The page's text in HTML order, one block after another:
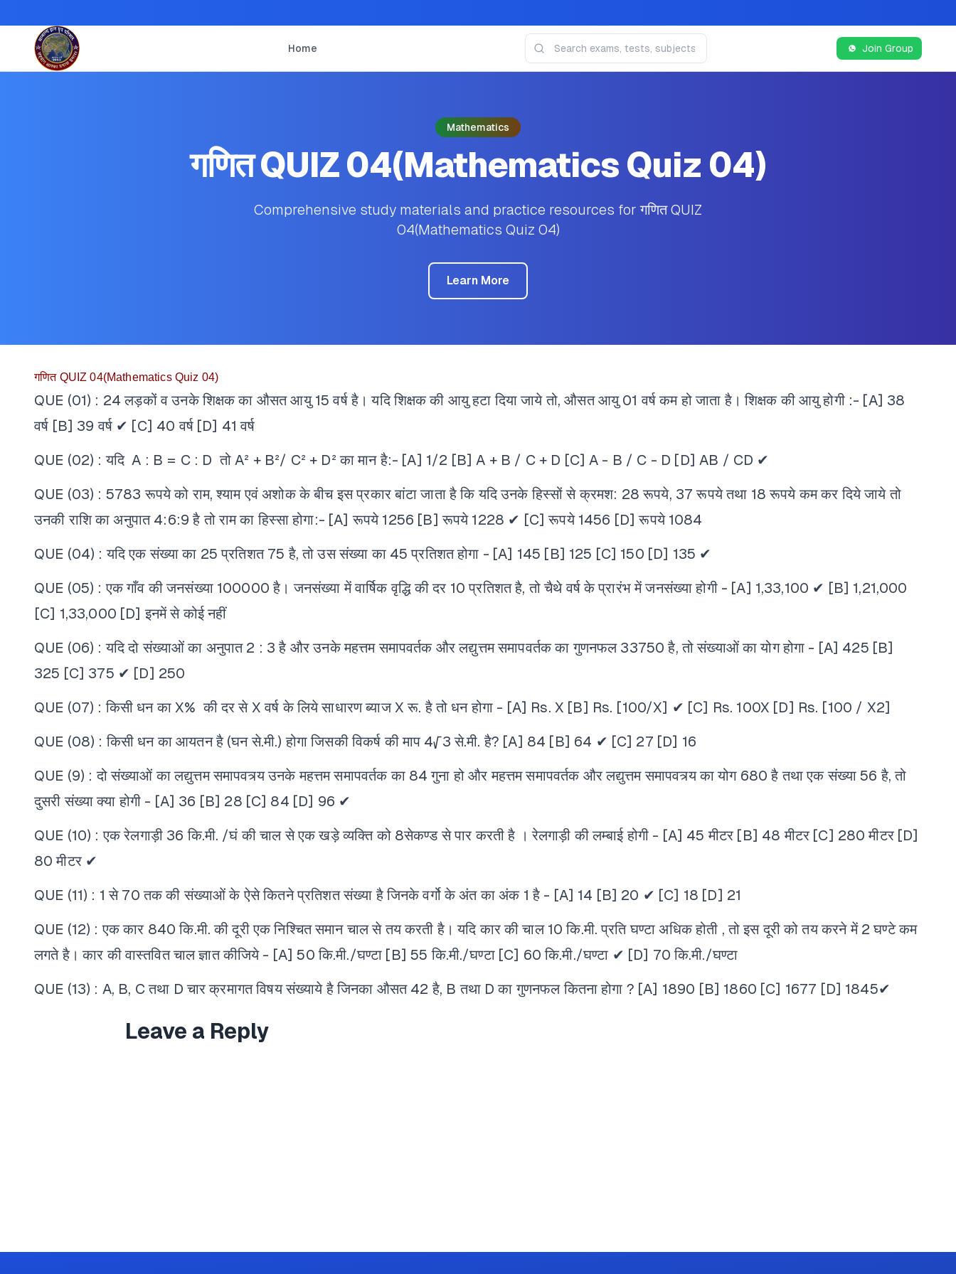
Home Join Group
Mathematics
गणित QUIZ 04(Mathematics Quiz 04)
Comprehensive study materials and practice resources for गणित QUIZ
04(Mathematics Quiz 04)
Learn More
गणित QUIZ 04(Mathematics Quiz 04)
QUE (01) : 24 लड़कों व उनके शिक्षक का औसत आयु 15 वर्ष है। यदि शिक्षक की आयु हटा दिया जाये तो, औसत आयु 01 वर्ष कम हो जाता है। शिक्षक की आयु होगी :- [A] 38
वर्ष [B] 39 वर्ष ✔ [C] 40 वर्ष [D] 41 वर्ष
QUE (02) : यदि A : B = C : D तो A² + B²/ C² + D² का मान है:- [A] 1/2 [B] A + B / C + D [C] A - B / C - D [D] AB / CD ✔
QUE (03) : 5783 रूपये को राम, श्याम एवं अशोक के बीच इस प्रकार बांटा जाता है कि यदि उनके हिस्सों से क्रमश: 28 रूपये, 37 रूपये तथा 18 रूपये कम कर दिये जाये तो
उनकी राशि का अनुपात 4:6:9 है तो राम का हिस्सा होगा:- [A] रूपये 1256 [B] रूपये 1228 ✔ [C] रूपये 1456 [D] रूपये 1084
QUE (04) : यदि एक संख्या का 25 प्रतिशत 75 है, तो उस संख्या का 45 प्रतिशत होगा - [A] 145 [B] 125 [C] 150 [D] 135 ✔
QUE (05) : एक गाँव की जनसंख्या 100000 है। जनसंख्या में वार्षिक वृद्धि की दर 10 प्रतिशत है, तो चैथे वर्ष के प्रारंभ में जनसंख्या होगी - [A] 1,33,100 ✔ [B] 1,21,000
[C] 1,33,000 [D] इनमें से कोई नहीं
QUE (06) : यदि दो संख्याओं का अनुपात 2 : 3 है और उनके महत्तम समापवर्तक और लद्युत्तम समापवर्तक का गुणनफल 33750 है, तो संख्याओं का योग होगा - [A] 425 [B]
325 [C] 375 ✔ [D] 250
QUE (07) : किसी धन का X% की दर से X वर्ष के लिये साधारण ब्याज X रू. है तो धन होगा - [A] Rs. X [B] Rs. [100/X] ✔ [C] Rs. 100X [D] Rs. [100 / X2]
QUE (08) : किसी धन का आयतन है (घन से.मी.) होगा जिसकी विकर्ष की माप 4√3 से.मी. है? [A] 84 [B] 64 ✔ [C] 27 [D] 16
QUE (9) : दो संख्याओं का लद्युत्तम समापवत्र्य उनके महत्तम समापवर्तक का 84 गुना हो और महत्तम समापवर्तक और लद्युत्तम समापवत्र्य का योग 680 है तथा एक संख्या 56 है, तो
दुसरी संख्या क्या होगी - [A] 36 [B] 28 [C] 84 [D] 96 ✔
QUE (10) : एक रेलगाड़ी 36 कि.मी. /घं की चाल से एक खड़े व्यक्ति को 8सेकण्ड से पार करती है । रेलगाड़ी की लम्बाई होगी - [A] 45 मीटर [B] 48 मीटर [C] 280 मीटर [D]
80 मीटर ✔
QUE (11) : 1 से 70 तक की संख्याओं के ऐसे कितने प्रतिशत संख्या है जिनके वर्गो के अंत का अंक 1 है - [A] 14 [B] 20 ✔ [C] 18 [D] 21
QUE (12) : एक कार 840 कि.मी. की दूरी एक निश्चित समान चाल से तय करती है। यदि कार की चाल 10 कि.मी. प्रति घण्टा अधिक होती , तो इस दूरी को तय करने में 2 घण्टे कम
लगते है। कार की वास्तवित चाल ज्ञात कीजिये - [A] 50 कि.मी./घण्टा [B] 55 कि.मी./घण्टा [C] 60 कि.मी./घण्टा ✔ [D] 70 कि.मी./घण्टा
QUE (13) : A, B, C तथा D चार क्रमागत विषय संख्याये है जिनका औसत 42 है, B तथा D का गुणनफल कितना होगा ? [A] 1890 [B] 1860 [C] 1677 [D] 1845✔
Leave a Reply